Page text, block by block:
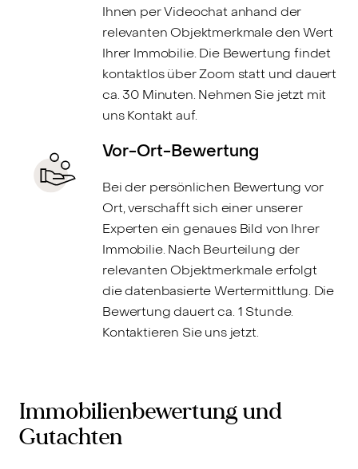
Ihnen per Videochat anhand der
relevanten Objektmerkmale den Wert
Ihrer Immobilie. Die Bewertung findet
kontaktlos über Zoom statt und dauert
ca. 30 Minuten. Nehmen Sie jetzt mit
uns Kontakt auf.
Vor-Ort-Bewertung
Bei der persönlichen Bewertung vor
Ort, verschafft sich einer unserer
Experten ein genaues Bild von Ihrer
Immobilie. Nach Beurteilung der
relevanten Objektmerkmale erfolgt
die datenbasierte Wertermittlung. Die
Bewertung dauert ca. 1 Stunde.
Kontaktieren Sie uns jetzt.
Immobilienbewertung und
Gutachten